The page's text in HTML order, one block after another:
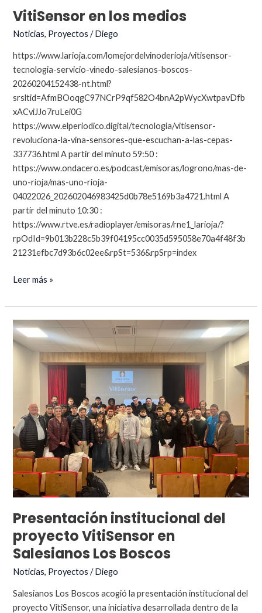
VitiSensor en los medios
Noticias, Proyectos /Diego
https://www.larioja.com/lomejordelvinoderioja/vitisensor-
tecnologia-servicio-vinedo-salesianos-boscos-
20260204152438-nt.html?
srsltid=AfmBOoqgC97NCrP9qf582O4bnA2pWycXwtpavDfb
xACviJJo7ruLei0G
https://www.elperiodico.digital/tecnologia/vitisensor-
revoluciona-la-vina-sensores-que-escuchan-a-las-cepas-
337736.html A partir del minuto 59:50 :
https://www.ondacero.es/podcast/emisoras/logrono/mas-de-
uno-rioja/mas-uno-rioja-
04022026_202602046983425d0b78e5169b3a4721.html A
partir del minuto 10:30 :
https://www.rtve.es/radioplayer/emisoras/rne1_larioja/?
rpOdId=9b013b228c5b39f04195cc0035d595058e70a4f48f3b
21231efbc7d93b6c02ee&rpSt=536&rpSrp=index
VitiSensor
los
medios
Leer más »
Presentación institucional del
proyecto VitiSensor en
Salesianos Los Boscos
Noticias, Proyectos /Diego
Salesianos Los Boscos acogió la presentación institucional del
proyecto VitiSensor, una iniciativa desarrollada dentro de la